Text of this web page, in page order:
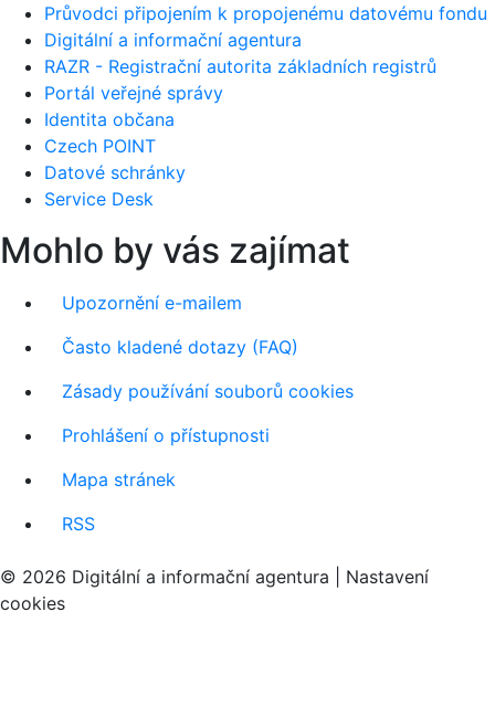
Průvodci připojením k propojenému datovému fondu
Digitální a informační agentura
RAZR - Registrační autorita základních registrů
Portál veřejné správy
Identita občana
Czech POINT
Datové schránky
Service Desk
Mohlo by vás zajímat
Upozornění e-mailem
Často kladené dotazy (FAQ)
Zásady používání souborů cookies
Prohlášení o přístupnosti
Mapa stránek
RSS
© 2026 Digitální a informační agentura | Nastavení
cookies